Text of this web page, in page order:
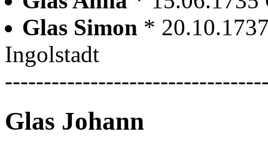
Glas Simon *
Ingolstadt
Glas Johann